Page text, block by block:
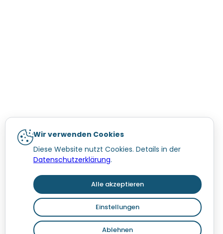
Wir verwenden Cookies
Diese Website nutzt Cookies. Details in der
Datenschutzerklärung.
Alle akzeptieren
Einstellungen
Ablehnen